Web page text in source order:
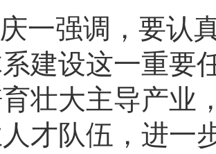
一强调，要认
建设这一重要
壮大主导产业
才队伍，进一